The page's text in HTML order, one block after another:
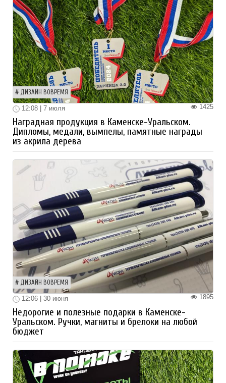
ДИЗАЙН ВОВРЕМЯ
1425
12:08 | 7 июля
Наградная продукция в Каменске-Уральском.
Дипломы, медали, вымпелы, памятные награды
из акрила дерева
ДИЗАЙН ВОВРЕМЯ
1895
12:06 | 30 июня
Недорогие и полезные подарки в Каменске-
Уральском. Ручки, магниты и брелоки на любой
бюджет